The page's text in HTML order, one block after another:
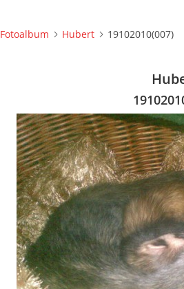
Fotoalbum Hubert 19102010(007)